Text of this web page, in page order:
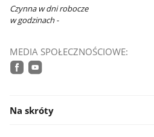
Czynna w dni robocze
w godzinach -
MEDIA SPOŁECZNOŚCIOWE:
Na skróty